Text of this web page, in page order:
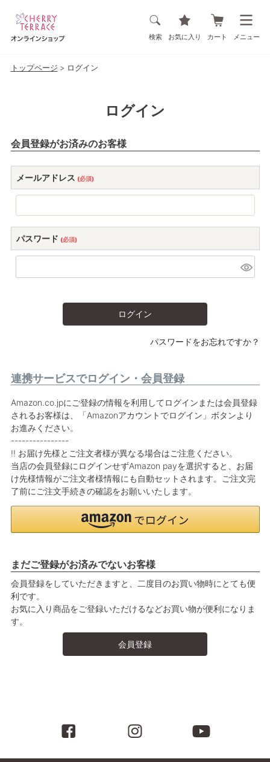
検索 お気に入り カート メニュー
トップページ ログイン
ログイン
会員登録がお済みのお客様
メールアドレス (必須)
パスワード (必須)
ログイン
パスワードをお忘れですか？
連携サービスでログイン・会員登録
Amazon.co.jpにご登録の情報を利用してログインまたは会員登録
されるお客様は、「Amazonアカウントでログイン」ボタンより
お進みください。
----------------
!! お届け先様とご注文者様が異なる場合はご注意ください。
当店の会員登録にログインせずAmazon payを選択すると、お届
け先様情報がご注文者様情報にも自動セットされます。ご注文完
了前にご注文手続きの確認をお願いいたします。
まだご登録がお済みでないお客様
会員登録をしていただきますと、二度目のお買い物時にとても便
利です。
お気に入り商品をご登録いただけるなどお買い物が便利になりま
す。
会員登録